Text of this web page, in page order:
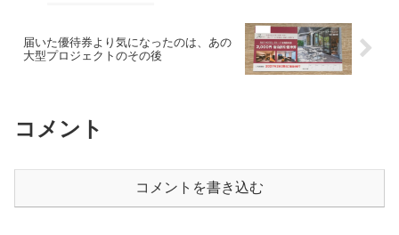
届いた優待券より気になったのは、あの
大型プロジェクトのその後
コメント
コメントを書き込む